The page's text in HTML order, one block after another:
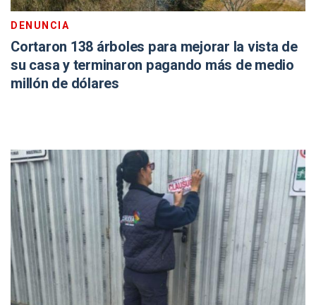
DENUNCIA
Cortaron 138 árboles para mejorar la vista de
su casa y terminaron pagando más de medio
millón de dólares